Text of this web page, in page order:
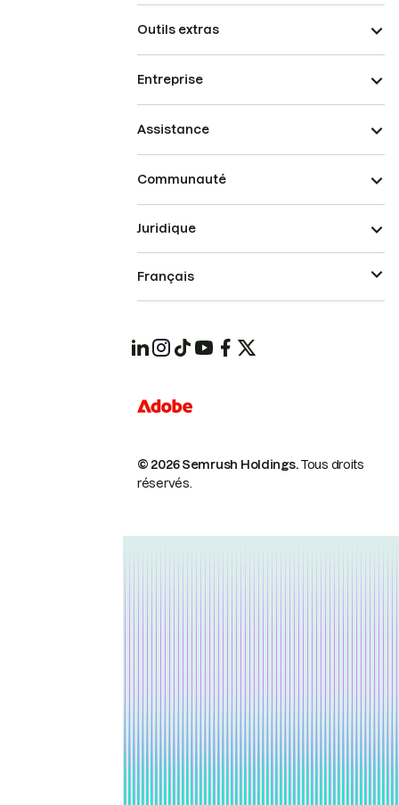
Outils extras
Entreprise
Assistance
Communauté
© 2026 Semrush Holdings.Tous droits
réservés.
Juridique
Français